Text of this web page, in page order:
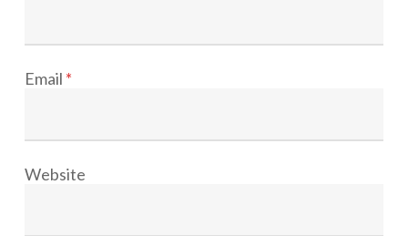
Email *
Website